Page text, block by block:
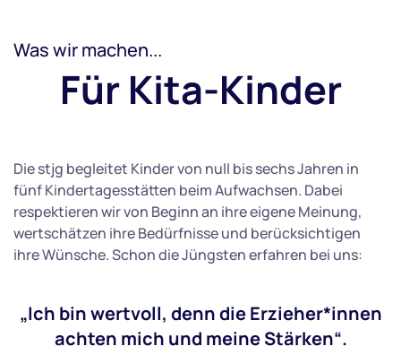
Was wir machen...
Für Kita-Kinder
Die stjg begleitet Kinder von null bis sechs Jahren in
fünf Kindertagesstätten beim Aufwachsen. Dabei
respektieren wir von Beginn an ihre eigene Meinung,
wertschätzen ihre Bedürfnisse und berücksichtigen
ihre Wünsche. Schon die Jüngsten erfahren bei uns:
„Ich bin wertvoll, denn die Erzieher*innen
achten mich und meine Stärken“.